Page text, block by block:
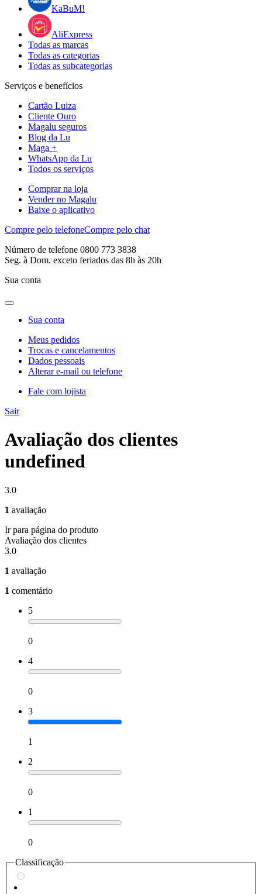
KaBuM!
AliExpress
Todas as marcas
Todas as categorias
Todas as subcategorias
Serviços e benefícios
Cartão Luiza
Cliente Ouro
Magalu seguros
Blog da Lu
Maga +
WhatsApp da Lu
Todos os serviços
Comprar na loja
Vender no Magalu
Baixe o aplicativo
Compre pelo telefoneCompre pelo chat
Número de telefone 0800 773 3838
Seg. à Dom. exceto feriados das 8h às 20h
Sua conta
Sua conta
Meus pedidos
Trocas e cancelamentos
Dados pessoais
Alterar e-mail ou telefone
Fale com lojista
Sair
Avaliação dos clientes
undefined
3.0
1 avaliação
Ir para página do produto
Avaliação dos clientes
3.0
1 avaliação
1 comentário
5
0
4
0
3
1
2
0
1
0
Classificação